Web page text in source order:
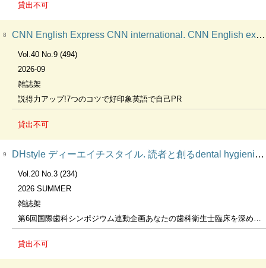
貸出不可
8 CNN English Express CNN international. CNN English express. リスニングの進化が実感できる!
Vol.40 No.9 (494)
2026-09
雑誌架
説得力アップ!7つのコツで好印象英語で自己PR
貸出不可
9 DHstyle ディーエイチスタイル. 読者と創るdental hygienist magazine. DH style
Vol.20 No.3 (234)
2026 SUMMER
雑誌架
第6回国際歯科シンポジウム連動企画あなたの歯科衛生士臨床を深める8つの扉
貸出不可